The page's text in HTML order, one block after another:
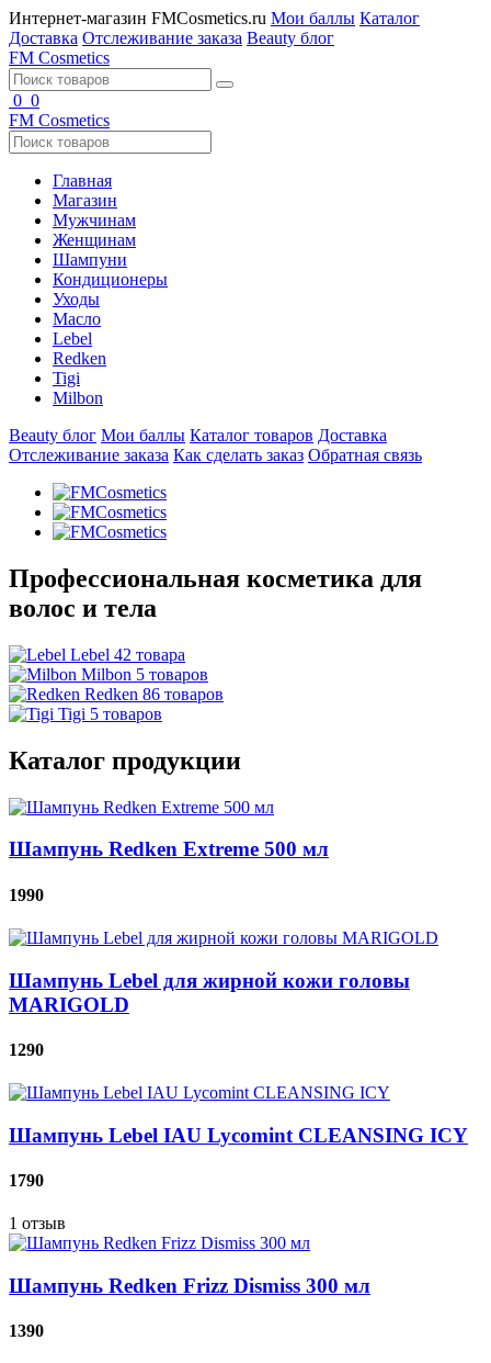
Интернет-магазин FMCosmetics.ru Мои баллы Каталог
Доставка Отслеживание заказа Beauty блог
FM Cosmetics
0 0
FM Cosmetics
Главная
Магазин
Мужчинам
Женщинам
Шампуни
Кондиционеры
Уходы
Масло
Lebel
Redken
Tigi
Milbon
Beauty блог Мои баллы Каталог товаров Доставка
Отслеживание заказа Как сделать заказ Обратная связь
Профессиональная косметика для
волос и тела
Lebel 42 товара
Milbon 5 товаров
Redken 86 товаров
Tigi 5 товаров
Каталог продукции
Шампунь Redken Extreme 500 мл
1990
Шампунь Lebel для жирной кожи головы
MARIGOLD
1290
Шампунь Lebel IAU Lycomint CLEANSING ICY
1790
1 отзыв
Шампунь Redken Frizz Dismiss 300 мл
1390